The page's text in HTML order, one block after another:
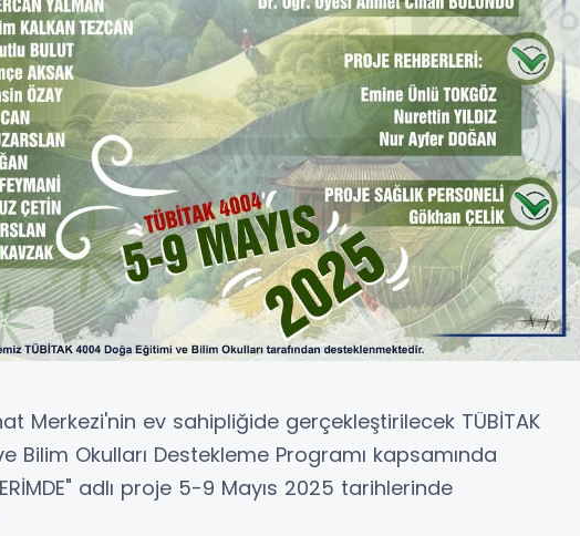
Merkezi'nin ev sahipliğide gerçekleştirilecek TÜBİTAK
Bilim Okulları Destekleme Programı kapsamında
adlı proje 5-9 Mayıs 2025 tarihlerinde